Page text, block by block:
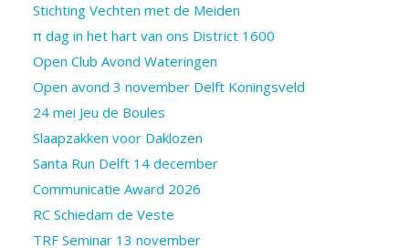
Stichting Vechten met de Meiden
π dag in het hart van ons District 1600
Open Club Avond Wateringen
Open avond 3 november Delft Koningsveld
24 mei Jeu de Boules
Slaapzakken voor Daklozen
Santa Run Delft 14 december
Communicatie Award 2026
RC Schiedam de Veste
TRF Seminar 13 november